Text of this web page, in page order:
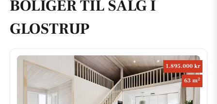
BOLIGER TIL SALG I
GLOSTRUP
1.895.000 kr
63 m2